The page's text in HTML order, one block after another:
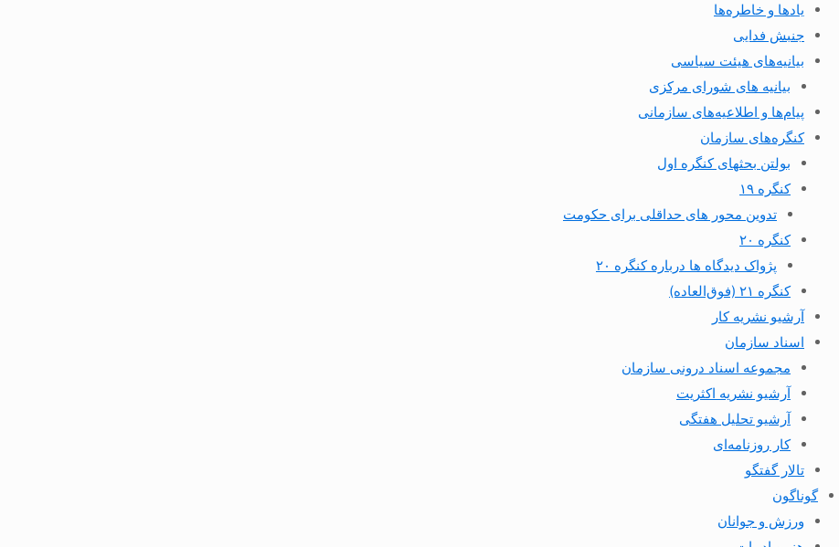
یادها و خاطره‌ها
جنبش فدایی
بیانیه‌های هیئت سیاسی
بیانیه های شورای مرکزی
پیام‌ها و اطلاعیه‌های سازمانی
کنگره‌های سازمان
بولتن بحثهای کنگره اول
کنگره ۱۹
تدوین محور های حداقلی برای حکومت
کنگره ۲۰
پژواک دیدگاه ها درباره کنگره ۲۰
کنگره ۲۱ (فوق‌العاده)
آرشیو نشریه کار
اسناد سازمان
مجموعه اسناد درونی سازمان
آرشیو نشریه اکثریت
آرشیو تحلیل هفتگی
کار روزنامه‌ای
تالار گفتگو
گوناگون
ورزش و جوانان